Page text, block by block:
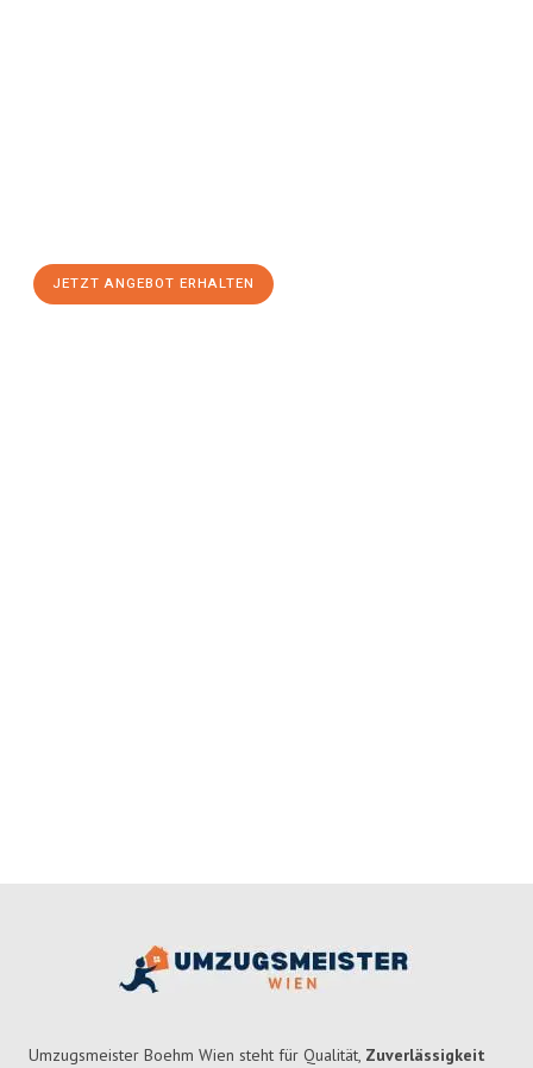
JETZT ANGEBOT ERHALTEN
Umzugsmeister Boehm Wien steht für Qualität, Zuverlässigkeit